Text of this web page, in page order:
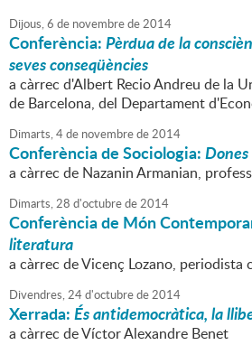
Dijous,6 de novembrede2014
Conferència:Pèrdua de la
seves conseqüències
a càrrec d'Albert Recio Andreu de la
de Barcelona, del Departament
Dimarts,4de novembrede2014
Conferència de Sociologia:
a càrrec de Nazanin Armanian,
Dimarts,28 d'octubrede2014
Conferència de Món
literatura
a càrrec de Vicenç Lozano, periodista
Divendres,24d'octubrede2014
Xerrada:És antidemocràtica, la
a càrrec de Víctor Alexandre Benet